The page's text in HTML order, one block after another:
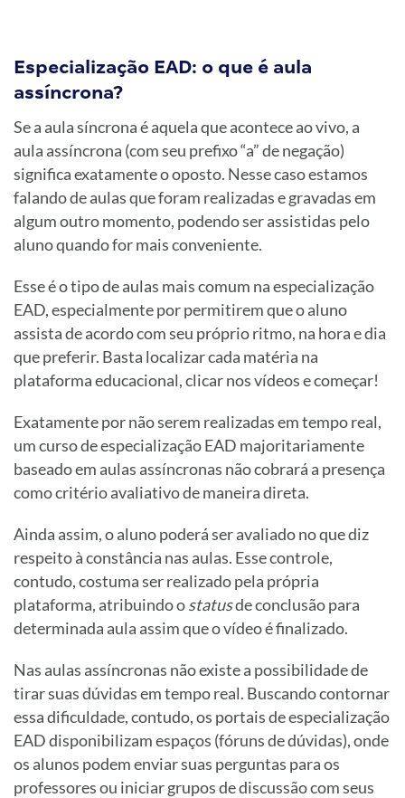
Especialização EAD: o que é aula
assíncrona?
Se a aula síncrona é aquela que acontece ao vivo, a
aula assíncrona (com seu prefixo “a” de negação)
significa exatamente o oposto. Nesse caso estamos
falando de aulas que foram realizadas e gravadas em
algum outro momento, podendo ser assistidas pelo
aluno quando for mais conveniente.
Esse é o tipo de aulas mais comum na especialização
EAD, especialmente por permitirem que o aluno
assista de acordo com seu próprio ritmo, na hora e dia
que preferir. Basta localizar cada matéria na
plataforma educacional, clicar nos vídeos e começar!
Exatamente por não serem realizadas em tempo real,
um curso de especialização EAD majoritariamente
baseado em aulas assíncronas não cobrará a presença
como critério avaliativo de maneira direta.
Ainda assim, o aluno poderá ser avaliado no que diz
respeito à constância nas aulas. Esse controle,
contudo, costuma ser realizado pela própria
plataforma, atribuindo ostatusde conclusão para
determinada aula assim que o vídeo é finalizado.
Nas aulas assíncronas não existe a possibilidade de
tirar suas dúvidas em tempo real. Buscando contornar
essa dificuldade, contudo, os portais de especialização
EAD disponibilizam espaços (fóruns de dúvidas), onde
os alunos podem enviar suas perguntas para os
professores ou iniciar grupos de discussão com seus